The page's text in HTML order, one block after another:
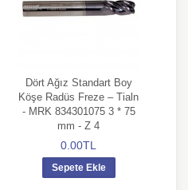
Dört Ağız Standart Boy
Köşe Radüs Freze – Tialn
- MRK 834301075 3 * 75
mm - Z 4
0.00TL
Sepete Ekle